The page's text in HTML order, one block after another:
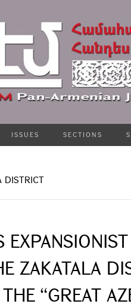
ISSUES SECTIONS
DISTRICT
ZAKATALA
“GREAT